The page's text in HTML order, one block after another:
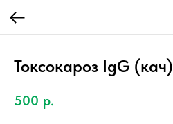
Токсокароз IgG (кач)
500 р.